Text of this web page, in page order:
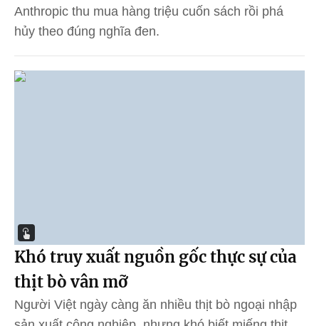
Anthropic thu mua hàng triệu cuốn sách rồi phá
hủy theo đúng nghĩa đen.
Khó truy xuất nguồn gốc thực sự của
thịt bò vân mỡ
Người Việt ngày càng ăn nhiều thịt bò ngoại nhập